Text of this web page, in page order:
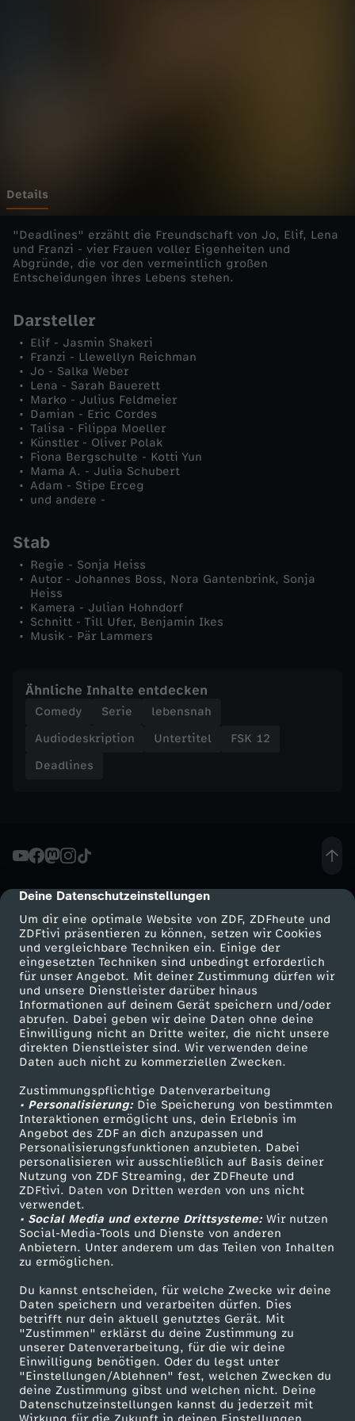
cmp-dialog-description
Deine Datenschutzeinstellungen
Um dir eine optimale Website von ZDF, ZDFheute und
ZDFtivi präsentieren zu können, setzen wir Cookies
und vergleichbare Techniken ein. Einige der
eingesetzten Techniken sind unbedingt erforderlich
für unser Angebot. Mit deiner Zustimmung dürfen wir
und unsere Dienstleister darüber hinaus
Informationen auf deinem Gerät speichern und/oder
abrufen. Dabei geben wir deine Daten ohne deine
Einwilligung nicht an Dritte weiter, die nicht unsere
direkten Dienstleister sind. Wir verwenden deine
Daten auch nicht zu kommerziellen Zwecken.
Zustimmungspflichtige Datenverarbeitung
• Personalisierung:Die Speicherung von bestimmten
Interaktionen ermöglicht uns, dein Erlebnis im
Angebot des ZDF an dich anzupassen und
Personalisierungsfunktionen anzubieten. Dabei
personalisieren wir ausschließlich auf Basis deiner
Nutzung von ZDF Streaming, der ZDFheute und
ZDFtivi. Daten von Dritten werden von uns nicht
verwendet.
• Social Media und externe Drittsysteme:Wir nutzen
Social-Media-Tools und Dienste von anderen
Anbietern. Unter anderem um das Teilen von Inhalten
zu ermöglichen.
Du kannst entscheiden, für welche Zwecke wir deine
Daten speichern und verarbeiten dürfen. Dies
betrifft nur dein aktuell genutztes Gerät. Mit
"Zustimmen" erklärst du deine Zustimmung zu
unserer Datenverarbeitung, für die wir deine
Einwilligung benötigen. Oder du legst unter
"Einstellungen/Ablehnen" fest, welchen Zwecken du
deine Zustimmung gibst und welchen nicht. Deine
Datenschutzeinstellungen kannst du jederzeit mit
t
t
i
s
t
d
i
c
k
e
r
a
s
W
a
s
e
r
Details
"Deadlines" erzählt die Freundschaft von Jo, Elif, Lena
und Franzi - vier Frauen voller Eigenheiten und
Abgründe, die vor den vermeintlich großen
Entscheidungen ihres Lebens stehen.
Darsteller
Elif - Jasmin Shakeri
Franzi - Llewellyn Reichman
Jo - Salka Weber
Lena - Sarah Bauerett
Marko - Julius Feldmeier
Damian - Eric Cordes
Talisa - Filippa Moeller
Künstler - Oliver Polak
Fiona Bergschulte - Kotti Yun
Mama A. - Julia Schubert
Adam - Stipe Erceg
und andere -
Stab
Regie - Sonja Heiss
Autor - Johannes Boss, Nora Gantenbrink, Sonja
Heiss
Kamera - Julian Hohndorf
Schnitt - Till Ufer, Benjamin Ikes
Musik - Pär Lammers
Ähnliche Inhalte entdecken
Comedy Serie
lebensnah
Audiodeskription
Untertitel
FSK 12
Deadlines
Mehr ZDF
ZDF-Apps
Smart TV
ZDFtext
Livestreams
Sendungen A-Z
TV-Programm
Service
ZDFmitreden
Kontakt zum ZDF
Tickets
Zuschauerservice
Hilfe
ZDF Unternehmen
Karriere
ZDF goes Schule
Werbefernsehen
Mainzelmännchen